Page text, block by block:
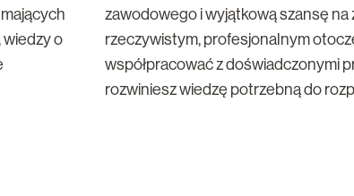
o
zawodowego i wyjątkową szansę
rzeczywistym, profesjonalnym
współpracować z doświadczonymi
rozwiniesz wiedzę potrzebną do